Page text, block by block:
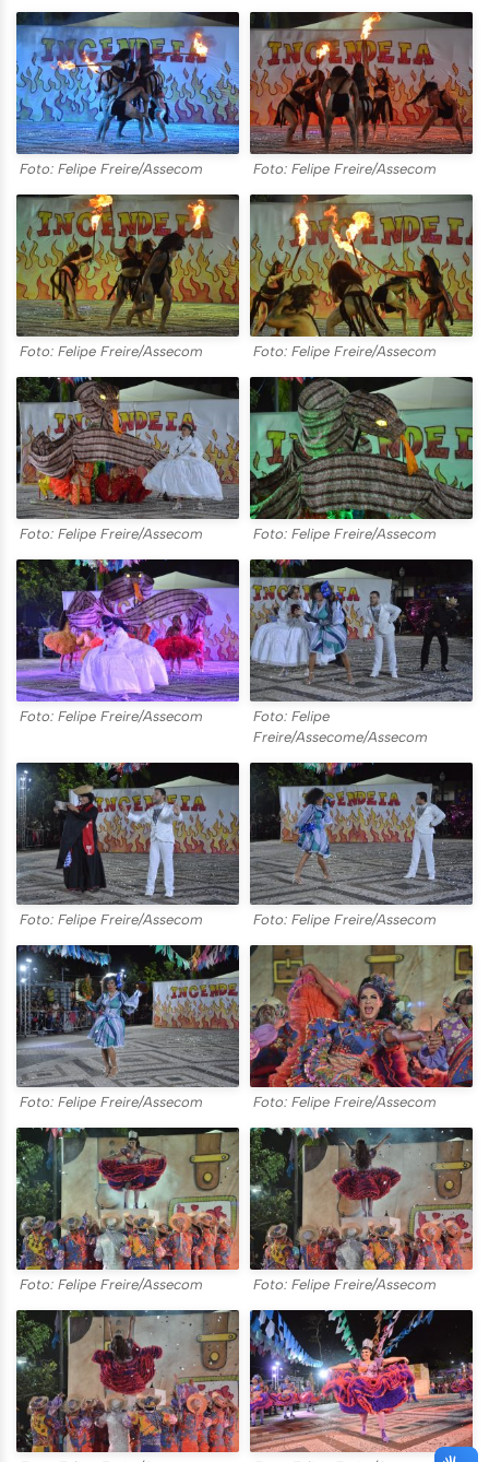
Foto: Felipe Freire/Assecom Foto: Felipe Freire/Assecom
Foto: Felipe Freire/Assecom Foto: Felipe Freire/Assecom
Foto: Felipe Freire/Assecom Foto: Felipe Freire/Assecom
Foto: Felipe Freire/Assecom
Foto: Felipe
Freire/Assecome/Assecom
Foto: Felipe Freire/Assecom Foto: Felipe Freire/Assecom
Foto: Felipe Freire/Assecom Foto: Felipe Freire/Assecom
Foto: Felipe Freire/Assecom Foto: Felipe Freire/Assecom